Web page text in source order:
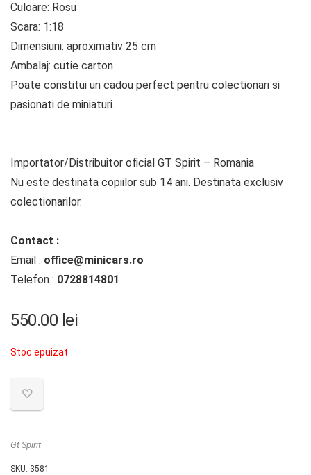
Culoare: Rosu
Scara: 1:18
Dimensiuni: aproximativ 25 cm
Ambalaj: cutie carton
Poate constitui un cadou perfect pentru colectionari si
pasionati de miniaturi.
Importator/Distribuitor oficial GT Spirit – Romania
Nu este destinata copiilor sub 14 ani. Destinata exclusiv
colectionarilor.
Contact :
Email : office@minicars.ro
Telefon : 0728814801
550.00 lei
Stoc epuizat
Gt Spirit
SKU: 3581